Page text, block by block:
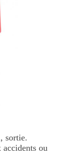
sortie.
accidents ou